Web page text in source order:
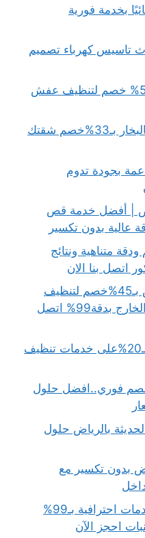
بخدمة فورية
تاسيس كهرباء تصميم
شركة تنظيف اثاث بالرياض 50% خصم لتنظيف عفش
شركة تنظيف شقق بالرياض بالبخار بـ33%خصم شقتك
بجودة تدوم
| أفضل خدمة قص
عالية بدون تكسير
بـ23%خصم ودقة متناهية ونتائج
شركة تنظيف مكيفات بالرياض بـ45%خصم لتنظيف
شامل للمكيفات من الداخل والخارج بدقة99% اتصل
شركة تنظيف فنادق بالرياض بـ20%على خدمات تنظيف
منازل بالخرج بـ15%خصم فوري..افضل حلول
بالرياض حلول
بدون تكسير مع
شركة تنظيف كنب بالرياض خدمات احترافية بـ99%